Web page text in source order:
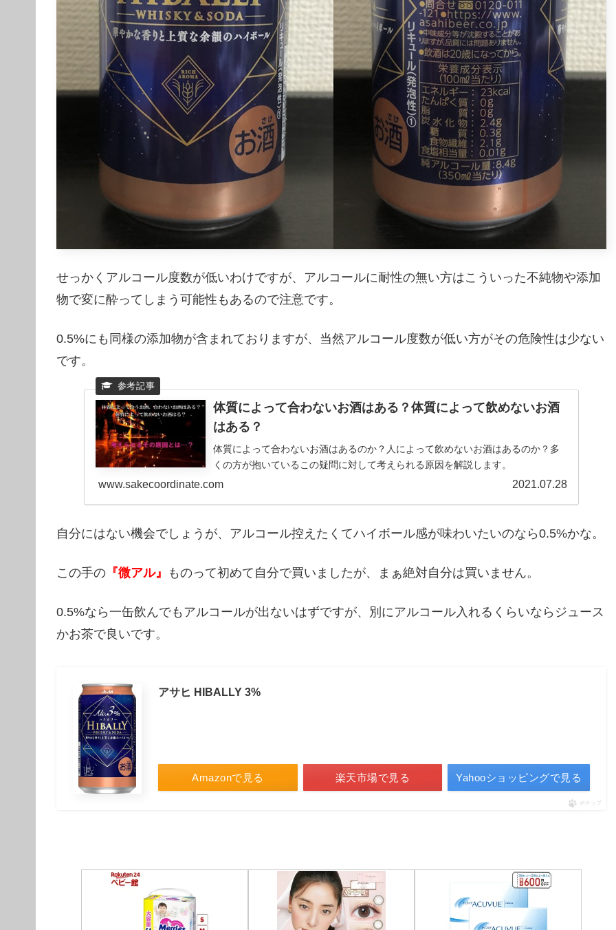
せっかくアルコール度数が低いわけですが、アルコールに耐性の無い方はこういった不純物や添加
物で変に酔ってしまう可能性もあるので注意です。
0.5%にも同様の添加物が含まれておりますが、当然アルコール度数が低い方がその危険性は少ない
です。
体質によって合わないお酒はある？体質によって飲めないお酒
はある？
体質によって合わないお酒はあるのか？人によって飲めないお酒はあるのか？多
くの方が抱いているこの疑問に対して考えられる原因を解説します。
www.sakecoordinate.com 2021.07.28
自分にはない機会でしょうが、アルコール控えたくてハイボール感が味わいたいのなら0.5%かな。
この手の 『微アル』 ものって初めて自分で買いましたが、まぁ絶対自分は買いません。
0.5%なら一缶飲んでもアルコールが出ないはずですが、別にアルコール入れるくらいならジュース
かお茶で良いです。
アサヒ HIBALLY 3%
Amazonで見る 楽天市場で見る Yahooショッピングで見る
ポチップ